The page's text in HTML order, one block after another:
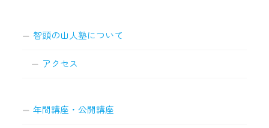
智頭の山人塾について
アクセス
年間講座・公開講座